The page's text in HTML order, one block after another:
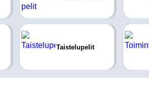
Taistelupelit